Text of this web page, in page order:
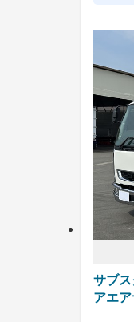
サブ
アエ